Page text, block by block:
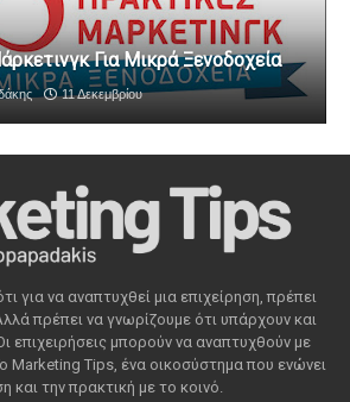
Για Μικρά Ξενοδοχεία
11 Δεκεμβρίου
για να αναπτυχθεί μια επιχείρηση, πρέπει
πρέπει να γνωρίζουμε ότι υπάρχουν και
επιχειρήσεις μπορούν να αναπτυχθούν με
Marketing Tips, ένα οικοσύστημα που ενώνει
και την πρακτική με το κοινό.